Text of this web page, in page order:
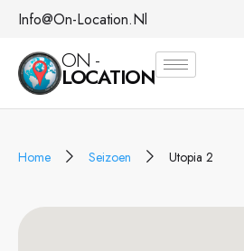
Info@on-Location.nl
ON -
LOCATION
Home Seizoen Utopia 2